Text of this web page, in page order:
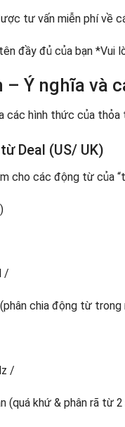
tư vấn miễn phí về
đầy đủ của bạn *Vui
– Ý nghĩa và
các hình thức của
Deal (US/ UK)
cho các động từ của
/
chia động từ
/
(quá khứ & phân rã từ